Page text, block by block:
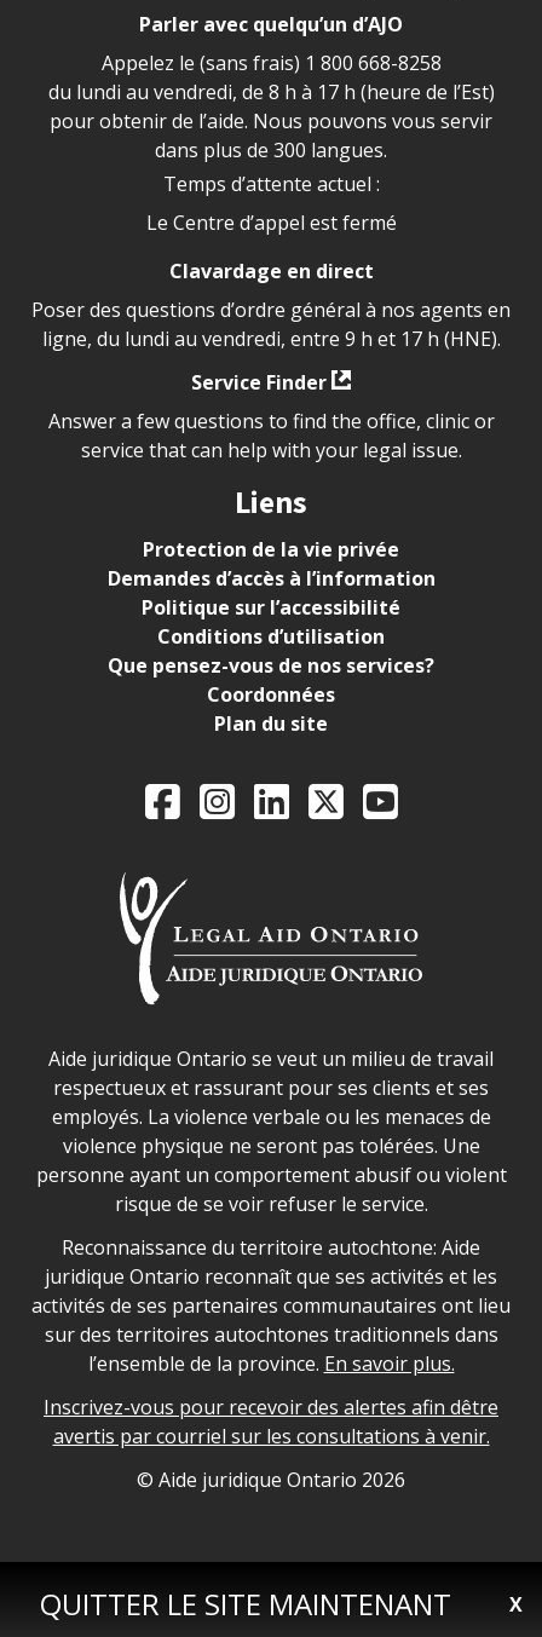
QUITTER LE SITE MAINTENANT X
Parler avec quelqu’un d’AJO
Appelez le (sans frais) 1 800 668-8258
du lundi au vendredi, de 8 h à 17 h (heure de l’Est)
pour obtenir de l’aide. Nous pouvons vous servir
dans plus de 300 langues.
Temps d’attente actuel :
Le Centre d’appel est fermé
Clavardage en direct
Poser des questions d’ordre général à nos agents en
ligne, du lundi au vendredi, entre 9 h et 17 h (HNE).
Service Finder
Answer a few questions to find the office, clinic or
service that can help with your legal issue.
Liens
Protection de la vie privée
Demandes d’accès à l’information
Politique sur l’accessibilité
Conditions d’utilisation
Que pensez-vous de nos services?
Coordonnées
Plan du site
Legal Aid Ontario
FacebookInstagram
LinkedIn
X YouTube
Déclaration sur la sécurité dans les locaux d'AJO.
Aide juridique Ontario se veut un milieu de travail
respectueux et rassurant pour ses clients et ses
employés. La violence verbale ou les menaces de
violence physique ne seront pas tolérées. Une
personne ayant un comportement abusif ou violent
risque de se voir refuser le service.
Legal Aid Ontario land acknowledgement
Reconnaissance du territoire autochtone: Aide
juridique Ontario reconnaît que ses activités et les
activités de ses partenaires communautaires ont lieu
sur des territoires autochtones traditionnels dans
l’ensemble de la province. En savoir plus.
Inscrivez-vous pour recevoir des alertes afin dêtre
avertis par courriel sur les consultations à venir.
Legal Aid Ontario copyright information
© Aide juridique Ontario 2026